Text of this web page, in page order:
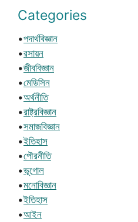
Categories
•পদার্থবিজ্ঞান
•রসায়ন
•জীববিজ্ঞান
•মেডিসিন
•অর্থনীতি
•রাষ্ট্রবিজ্ঞান
•সমাজবিজ্ঞান
•ইতিহাস
•পৌরনীতি
•ভূগোল
•মনোবিজ্ঞান
•ইতিহাস
•আইন